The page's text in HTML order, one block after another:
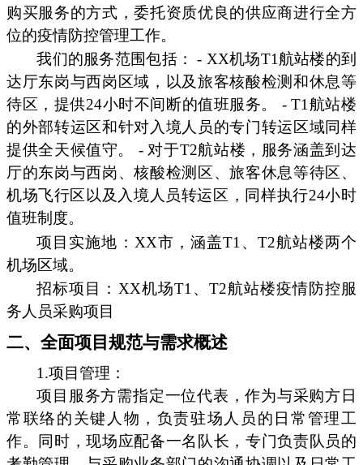
购买服务的方式，委托资质优良的供应商进行全方
位的疫情防控管理工作。
我们的服务范围包括： - XX机场T1航站楼的到
达厅东岗与西岗区域，以及旅客核酸检测和休息等
待区，提供24小时不间断的值班服务。 - T1航站楼
的外部转运区和针对入境人员的专门转运区域同样
提供全天候值守。 - 对于T2航站楼，服务涵盖到达
厅的东岗与西岗、核酸检测区、旅客休息等待区、
机场飞行区以及入境人员转运区，同样执行24小时
值班制度。
项目实施地：XX市，涵盖T1、T2航站楼两个
机场区域。
招标项目：XX机场T1、T2航站楼疫情防控服
务人员采购项目
二、全面项目规范与需求概述
1.项目管理：
项目服务方需指定一位代表，作为与采购方日
常联络的关键人物，负责驻场人员的日常管理工
作。同时，现场应配备一名队长，专门负责队员的